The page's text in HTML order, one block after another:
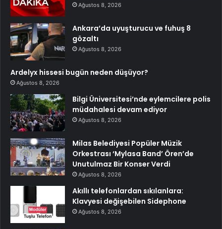
Ağustos 8, 2026
Ankara’da uyuşturucu ve fuhuş 8
gözaltı
Ağustos 8, 2026
Ardelyx hissesi bugün neden düşüyor?
Ağustos 8, 2026
Bilgi Üniversitesi’nde eylemcilere polis
müdahalesi devam ediyor
Ağustos 8, 2026
Milas Belediyesi Popüler Müzik
Orkestrası ‘Mylasa Band’ Ören’de
Unutulmaz Bir Konser Verdi
Ağustos 8, 2026
Akıllı telefonlardan sıkılanlara:
Klavyesi değişebilen Sidephone
Ağustos 8, 2026